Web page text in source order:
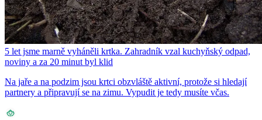
5 let jsme marně vyháněli krtka. Zahradník vzal kuchyňský odpad,
noviny a za 20 minut byl klid
Na jaře a na podzim jsou krtci obzvláště aktivní, protože si hledají
partnery a připravují se na zimu. Vypudit je tedy musíte včas.